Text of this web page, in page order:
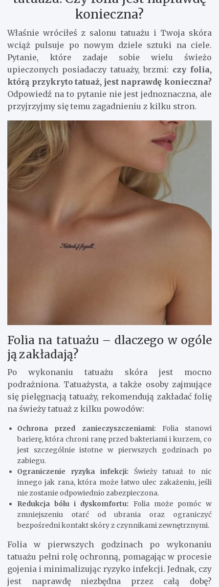
konieczna?
Właśnie wróciłeś z salonu tatuażu i Twoja skóra
wciąż pulsuje po nowym dziele sztuki na ciele.
Pytanie, które zadaje sobie wielu świeżo
upieczonych posiadaczy tatuaży, brzmi: czy folia,
którą przykryto tatuaż, jest naprawdę konieczna?
Odpowiedź na to pytanie nie jest jednoznaczna, ale
przyjrzyjmy się temu zagadnieniu z kilku stron.
Folia na tatuażu – dlaczego w ogóle
ją zakładają?
Po wykonaniu tatuażu skóra jest mocno
podrażniona. Tatuażysta, a także osoby zajmujące
się pielęgnacją tatuaży, rekomendują zakładać folię
na świeży tatuaż z kilku powodów:
Ochrona przed zanieczyszczeniami: Folia stanowi
barierę, która chroni ranę przed bakteriami i kurzem, co
jest szczególnie istotne w pierwszych godzinach po
zabiegu.
Ograniczenie ryzyka infekcji: Świeży tatuaż to nic
innego jak rana, która może łatwo ulec zakażeniu, jeśli
nie zostanie odpowiednio zabezpieczona.
Redukcja bólu i dyskomfortu: Folia może pomóc w
zmniejszeniu otarć od ubrania oraz ograniczyć
bezpośredni kontakt skóry z czynnikami zewnętrznymi.
Folia w pierwszych godzinach po wykonaniu
tatuażu pełni rolę ochronną, pomagając w procesie
gojenia i minimalizując ryzyko infekcji. Jednak, czy
jest naprawdę niezbędna przez całą dobę?